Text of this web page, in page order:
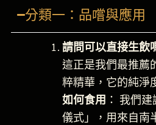
分類一：品嚐與應用
請問可以直接生飲
這正是我們最推薦
粹精華，它的純淨
如何食用 ： 我們
儀式」，用來自南